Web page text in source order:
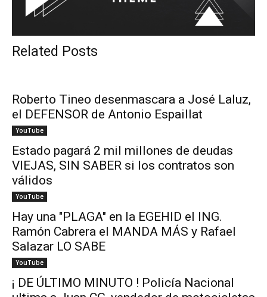
Related Posts
Roberto Tineo desenmascara a José Laluz,
el DEFENSOR de Antonio Espaillat
YouTube
Estado pagará 2 mil millones de deudas
VIEJAS, SIN SABER si los contratos son
válidos
YouTube
Hay una "PLAGA" en la EGEHID el ING.
Ramón Cabrera el MANDA MÁS y Rafael
Salazar LO SABE
YouTube
¡ DE ÚLTIMO MINUTO ! Policía Nacional